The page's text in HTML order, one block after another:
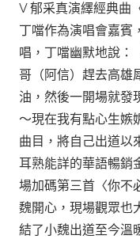
V 郁采真演繹經典曲
丁噹作為演唱會嘉賓
唱，丁噹幽默地說：
哥（阿信）趕去高雄
油，然後一開場就發
～現在我有點心生嫉
曲目，將自己出道以
耳熟能詳的華語暢銷
場加碼第三首〈你不
魏開心，現場觀眾也
結了小魏出道至今溫